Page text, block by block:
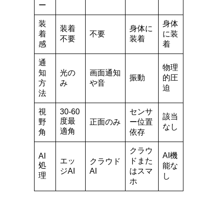
ー
装
着
感
装着
不要
不要
身体に
装着
身体
に装
着
通
知
方
法
光の
み
画面通知
や音
振動
物理
的圧
迫
視
野
角
30-60
度最
適角
正面のみ
センサ
ー位置
依存
該当
なし
AI
処
理
エッ
ジAI
クラウド
AI
クラウ
ドまた
はスマ
ホ
AI機
能な
し